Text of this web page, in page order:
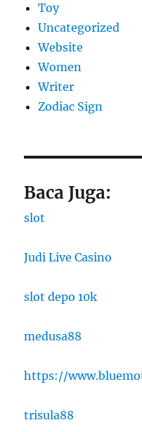
Toy
Uncategorized
Website
Women
Writer
Zodiac Sign
Baca Juga:
slot
Judi Live Casino
slot depo 10k
medusa88
https://
trisula88